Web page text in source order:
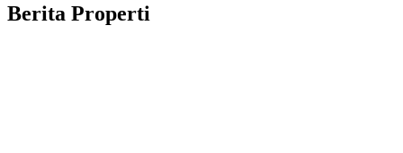
Berita Properti